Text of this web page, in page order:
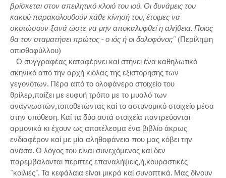
βρίσκεται στον απειλητικό κλοιό του ιού. Οι δυνάμεις του
κακού παρακολουθούν κάθε κίνησή του, έτοιμες να
σκοτώσουν ξανά ώστε να μην αποκαλυφθεί η αλήθεια. Ποιος
θα τον σταματήσει πρώτος - ο ιός ή οι δολοφόνοι;'' (Περίληψη
οπισθοφύλλου)
Ο συγγραφέας καταφέρνει καί στήνει ένα καθηλωτικό
σκηνικό από την αρχή κιόλας της εξιστόρησης των
γεγονότων. Πέρα από το ολοφάνερο στοιχείο του
θρίλερ,παίζει με ευφυή τρόπο με το μυαλό των
αναγνωστών,τοποθετώντας καί το αστυνομικό στοιχείο μέσα
στην υπόθεση. Καί τα δύο αυτά στοιχεία παντρεύονται
αρμονικά κι έχουν ως αποτέλεσμα ένα βιβλίο άκρως
ενδιαφέρον καί με μία αληθοφάνεια που μας κόβει την
ανάσα. Ο λόγος του είναι συνεχόμενος καί δεν
παρεμβάλονται περιττές επαναλήψεις,ή,κουραστικές
''κοιλιές''. Τα κεφάλαια είναι μικρά καί συνοπτικά. Μας δίνουν